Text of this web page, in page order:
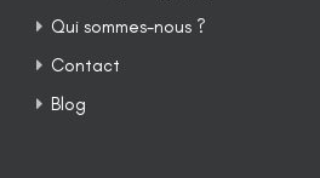
Qui sommes-nous ?
Contact
Blog